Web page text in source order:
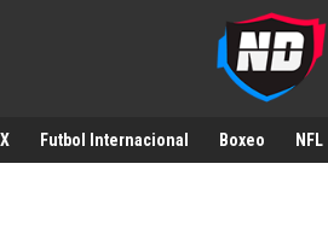
Futbol Internacional Boxeo NFL